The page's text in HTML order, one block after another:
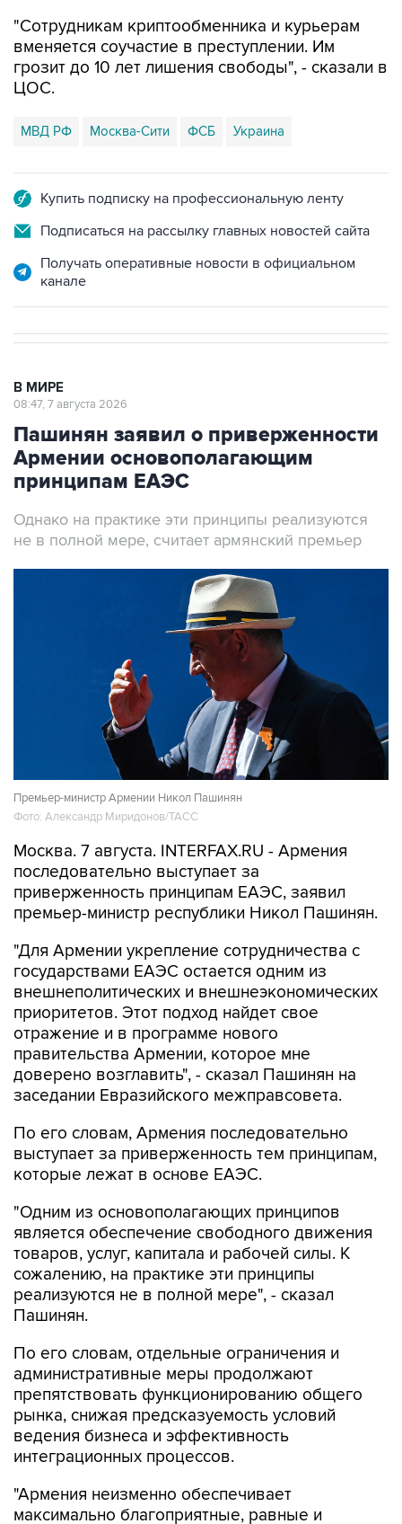
"Сотрудникам криптообменника и курьерам
вменяется соучастие в преступлении. Им
грозит до 10 лет лишения свободы", - сказали в
ЦОС.
МВД РФ Москва-Сити ФСБ Украина
Купить подписку на профессиональную ленту
Подписаться на рассылку главных новостей сайта
Получать оперативные новости в официальном
канале
В МИРЕ
08:47, 7 августа 2026
Пашинян заявил о приверженности
Армении основополагающим
принципам ЕАЭС
Однако на практике эти принципы реализуются
не в полной мере, считает армянский премьер
Премьер-министр Армении Никол Пашинян
Фото: Александр Миридонов/ТАСС
Москва. 7 августа. INTERFAX.RU - Армения
последовательно выступает за
приверженность принципам ЕАЭС, заявил
премьер-министр республики Никол Пашинян.
"Для Армении укрепление сотрудничества с
государствами ЕАЭС остается одним из
внешнеполитических и внешнеэкономических
приоритетов. Этот подход найдет свое
отражение и в программе нового
правительства Армении, которое мне
доверено возглавить", - сказал Пашинян на
заседании Евразийского межправсовета.
По его словам, Армения последовательно
выступает за приверженность тем принципам,
которые лежат в основе ЕАЭС.
"Одним из основополагающих принципов
является обеспечение свободного движения
товаров, услуг, капитала и рабочей силы. К
сожалению, на практике эти принципы
реализуются не в полной мере", - сказал
Пашинян.
По его словам, отдельные ограничения и
административные меры продолжают
препятствовать функционированию общего
рынка, снижая предсказуемость условий
ведения бизнеса и эффективность
интеграционных процессов.
"Армения неизменно обеспечивает
максимально благоприятные, равные и